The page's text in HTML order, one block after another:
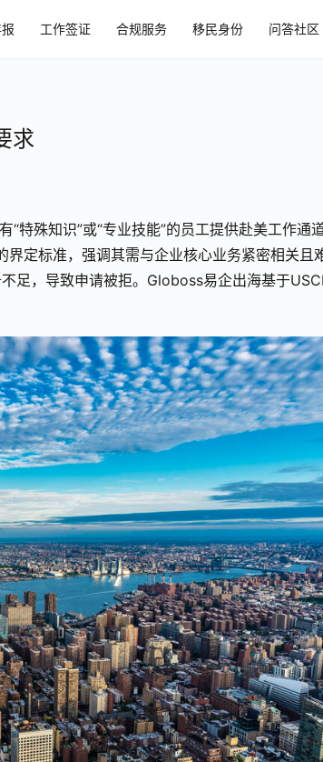
工作签证 合规服务 移民身份 问答社区
求
特殊知识”或“专业技能”的员工提供赴美工作通
定标准，强调其需与企业核心业务紧密相关且
足，导致申请被拒。Globoss易企出海基于